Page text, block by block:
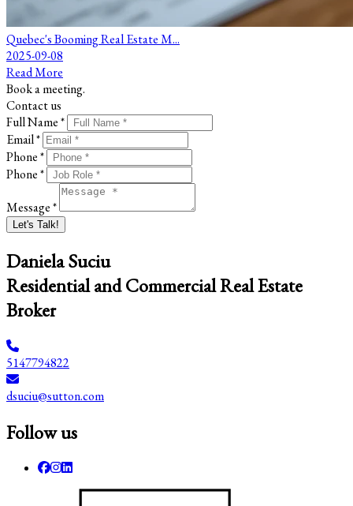
Quebec's Booming Real Estate M...
2025-09-08
Read More
Book a meeting.
Contact us
Full Name *
Email *
Phone *
Phone *
Message *
Let's Talk!
Daniela Suciu
Residential and Commercial Real Estate
Broker
5147794822
dsuciu@sutton.com
Follow us